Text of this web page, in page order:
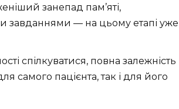
занепад пам’яті,
завданнями — на цьому етапі уже
спілкуватися, повна залежність
самого пацієнта, так і для його